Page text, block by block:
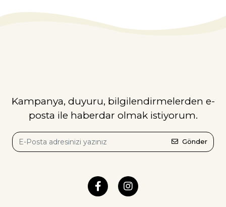
Kampanya, duyuru, bilgilendirmelerden e-
posta ile haberdar olmak istiyorum.
Gönder